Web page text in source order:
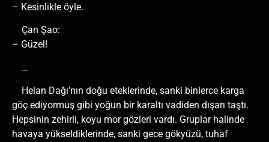
– Kesinlikle öyle.
Çan Şao:
– Güzel!
…
Helan Dağı’nın doğu eteklerinde, sanki binlerce karga
göç ediyormuş gibi yoğun bir karaltı vadiden dışarı taştı.
Hepsinin zehirli, koyu mor gözleri vardı. Gruplar halinde
havaya yükseldiklerinde, sanki gece gökyüzü, tuhaf